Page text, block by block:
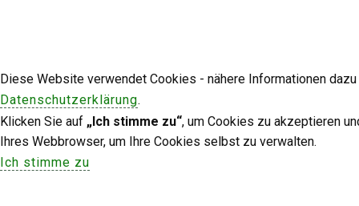
Diese Website verwendet Cookies - nähere Informationen
Datenschutzerklärung.
Klicken Sie auf „Ich stimme zu“, um Cookies zu akzeptieren
Ihres Webbrowser, um Ihre Cookies selbst zu verwalten.
Ich stimme zu